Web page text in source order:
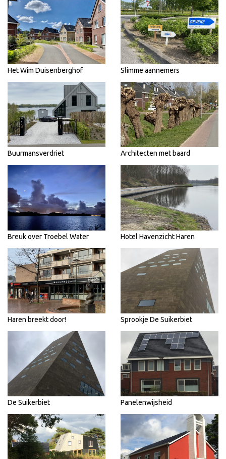
Het Wim Duisenberghof Slimme aannemers
Buurmansverdriet Architecten met baard
Breuk over Troebel Water Hotel Havenzicht Haren
Haren breekt door! Sprookje De Suikerbiet
De Suikerbiet Panelenwijsheid